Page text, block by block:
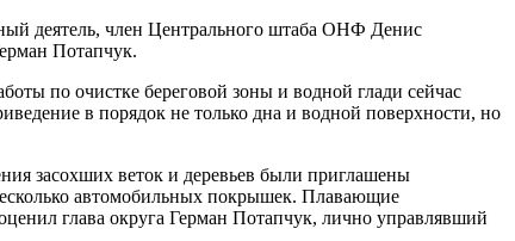
деятель, член Центрального штаба ОНФ Денис
Потапчук.
по очистке береговой зоны и водной глади сейчас
в порядок не только дна и водной поверхности, но
засохших веток и деревьев были приглашены
автомобильных покрышек. Плавающие
глава округа Герман Потапчук, лично управлявший